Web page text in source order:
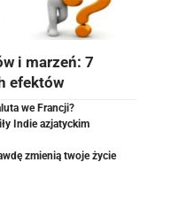
i marzeń: 7
efektów
we Francji?
Indie azjatyckim
zmienią twoje życie